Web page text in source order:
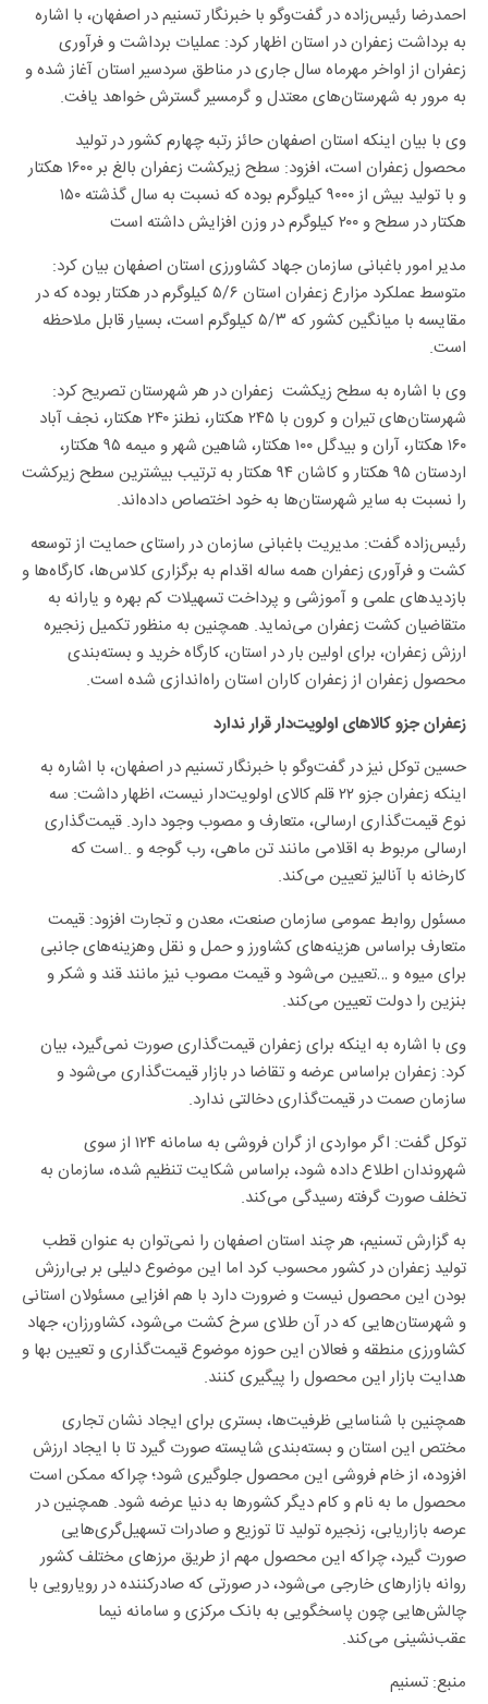
احمدرضا رئیس‌زاده در گفت‌وگو با خبرنگار تسنیم در اصفهان، با اشاره
به برداشت زعفران در استان اظهار کرد: عملیات برداشت و فرآوری
زعفران از اواخر مهرماه سال جاری در مناطق سردسیر استان آغاز شده و
به مرور به شهرستان‌های معتدل و گرمسیر گسترش خواهد یافت.
وی با بیان اینکه استان اصفهان حائز رتبه چهارم کشور در تولید
محصول زعفران است، افزود: سطح زیرکشت زعفران بالغ بر ۱۶۰۰ هکتار
و با تولید بیش از ۹۰۰۰ کیلوگرم بوده که نسبت به سال گذشته ۱۵۰
هکتار در سطح و ۲۰۰ کیلوگرم در وزن افزایش داشته است
مدیر امور باغبانی سازمان جهاد کشاورزی استان اصفهان بیان کرد:
متوسط عملکرد مزارع زعفران استان ۵/۶ کیلوگرم در هکتار بوده که در
مقایسه با میانگین کشور که ۵/۳ کیلوگرم است، بسیار قابل ملاحظه
است.
وی با اشاره به سطح زیکشت زعفران در هر شهرستان تصریح کرد:
شهرستان‌های تیران و کرون با ۲۴۵ هکتار، نطنز ۲۴۰ هکتار، نجف آباد
۱۶۰ هکتار، آران و بیدگل ۱۰۰ هکتار، شاهین شهر و میمه ۹۵ هکتار،
اردستان ۹۵ هکتار و کاشان ۹۴ هکتار به ترتیب بیشترین سطح زیرکشت
را نسبت به سایر شهرستان‌ها به خود اختصاص داده‌اند.
رئیس‌زاده گفت: مدیریت باغبانی سازمان در راستای حمایت از توسعه
کشت و فرآوری زعفران همه ساله اقدام به برگزاری کلاس‌ها، کارگاه‌ها و
بازدیدهای علمی و آموزشی و پرداخت تسهیلات کم بهره و یارانه به
متقاضیان کشت زعفران می‌نماید. همچنین به منظور تکمیل زنجیره
ارزش زعفران، برای اولین بار در استان، کارگاه خرید و بسته‌بندی
محصول زعفران از زعفران کاران استان راه‌اندازی شده است.
زعفران جزو کالاهای اولویت‌دار قرار ندارد
حسین توکل نیز در گفت‌وگو با خبرنگار تسنیم در اصفهان، با اشاره به
اینکه زعفران جزو ۲۲ قلم کالای اولویت‌دار نیست، اظهار داشت: سه
نوع قیمت‌گذاری ارسالی، متعارف و مصوب وجود دارد. قیمت‌گذاری
ارسالی مربوط به اقلامی مانند تن ماهی، رب گوجه و ..است که
کارخانه با آنالیز تعیین می‌کند.
مسئول روابط عمومی سازمان صنعت، معدن و تجارت افزود: قیمت
متعارف براساس هزینه‌های کشاورز و حمل و نقل وهزینه‌های جانبی
برای میوه و …تعیین می‌شود و قیمت مصوب نیز مانند قند و شکر و
بنزین را دولت تعیین می‌کند.
وی با اشاره به اینکه برای زعفران قیمت‌گذاری صورت نمی‌گیرد، بیان
کرد: زعفران براساس عرضه و تقاضا در بازار قیمت‌گذاری می‌شود و
سازمان صمت در قیمت‌گذاری دخالتی ندارد.
توکل گفت: اگر مواردی از گران فروشی به سامانه ۱۲۴ از سوی
شهروندان اطلاع داده شود، براساس شکایت تنظیم شده، سازمان به
تخلف صورت گرفته رسیدگی می‌کند.
به گزارش تسنیم، هر چند استان اصفهان را نمی‌توان به عنوان قطب
تولید زعفران در کشور محسوب کرد اما این موضوع دلیلی بر بی‌ارزش
بودن این محصول نیست و ضرورت دارد با هم افزایی مسئولان استانی
و شهرستان‌هایی که در آن طلای سرخ کشت می‌شود، کشاورزان، جهاد
کشاورزی منطقه و فعالان این حوزه موضوع قیمت‌گذاری و تعیین بها و
هدایت بازار این محصول را پیگیری کنند.
همچنین با شناسایی ظرفیت‌ها، بستری برای ایجاد نشان تجاری
مختص این استان و بسته‌بندی شایسته صورت گیرد تا با ایجاد ارزش
افزوده، از خام فروشی این محصول جلوگیری شود؛ چراکه ممکن است
محصول ما به نام و کام دیگر کشورها به دنیا عرضه شود. همچنین در
عرصه بازاریابی، زنجیره تولید تا توزیع و صادرات تسهیل‌گری‌هایی
صورت گیرد، چراکه این محصول مهم از طریق مرزهای مختلف کشور
روانه بازارهای خارجی می‌شود، در صورتی که صادرکننده در رویارویی با
چالش‌هایی چون پاسخگویی به بانک مرکزی و سامانه نیما
عقب‌نشینی می‌کند.
منبع: تسنیم